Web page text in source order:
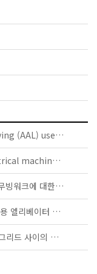
IEC TS 63134:2020 - Active assisted living (AAL) use cases
IEC 60034-5:2020 RLV - Rotating electrical machines - Part 5: Degrees of protection provided by the integral design of rotating electrical machines (IP code) - Classification
KS B ISO/TS 25740-1 - 에스컬레이터 및 무빙워크에 대한 안전요건 — 제1부: 세계공통 필수 안전요건(GESRs)
KS B ISO/TS 8100-21 - 승객 및 화물 운송용 엘리베이터 —제21부: 세계공통 필수안전요건(GESRs)을 충족하는 세계공통 안전 파라미터(GSPs)
KS C IEC TS 62872 - 산업 시설과 스마트 그리드 사이의 산업 공정 측정, 제어 및 자동화 시스템 인터페이스